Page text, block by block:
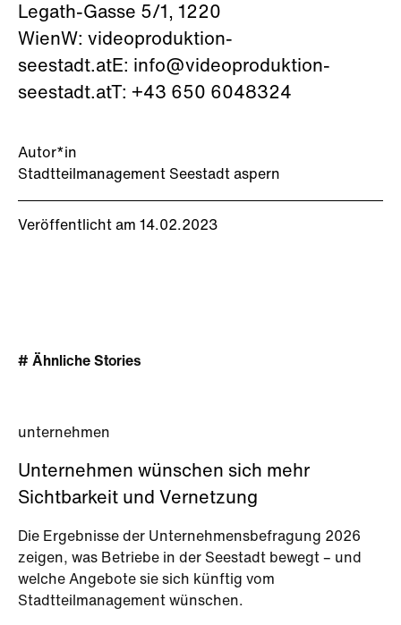
Autor*in
Stadtteilmanagement Seestadt aspern
Veröffentlicht am 14.02.2023
Legath-Gasse 5/1, 1220
WienW: videoproduktion-
seestadt.atE: info@videoproduktion-
seestadt.atT: +43 650 6048324
# Ähnliche Stories
unternehmen
Unternehmen wünschen sich mehr
Sichtbarkeit und Vernetzung
Die Ergebnisse der Unternehmensbefragung 2026
zeigen, was Betriebe in der Seestadt bewegt – und
welche Angebote sie sich künftig vom
Stadtteilmanagement wünschen.